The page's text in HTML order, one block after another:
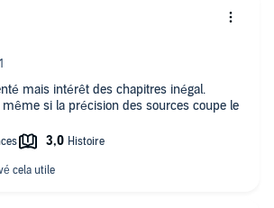
mais intérêt des chapitres inégal.
même si la précision des sources coupe le